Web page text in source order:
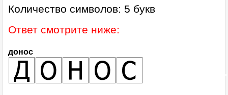
Количество символов: 5 букв
Ответ смотрите ниже:
донос